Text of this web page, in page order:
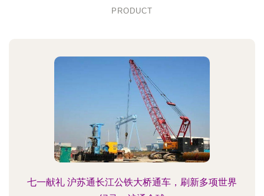
PRODUCT
七一献礼 沪苏通长江公铁大桥通车，刷新多项世界